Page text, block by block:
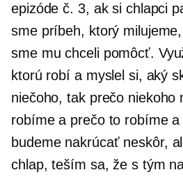
epizóde č. 3, ak si chlapci
sme príbeh, ktorý
sme mu chceli pomôcť.
ktorú robí a myslel si, aký
niečoho, tak prečo niekoho
robíme a prečo to robíme
budeme nakrúcať neskôr,
chlap, teším sa, že s tým